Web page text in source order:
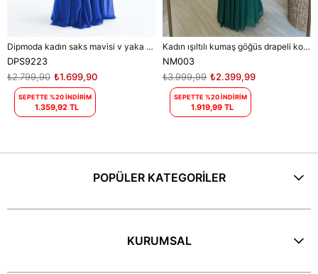
Dipmoda kadın saks mavisi v yaka simli tül abiye elbise DPS9223
DPS9223
₺1.699,90
₺2.799,90
SEPETTE %20 İNDİRİM
1.359,92 TL
Kadın ışıltılı kumaş göğüs drapeli kolsuz elbise DPNM003
NM003
₺2.399,99
₺3.999,99
SEPETTE %20 İNDİRİM
1.919,99 TL
POPÜLER KATEGORİLER
KURUMSAL